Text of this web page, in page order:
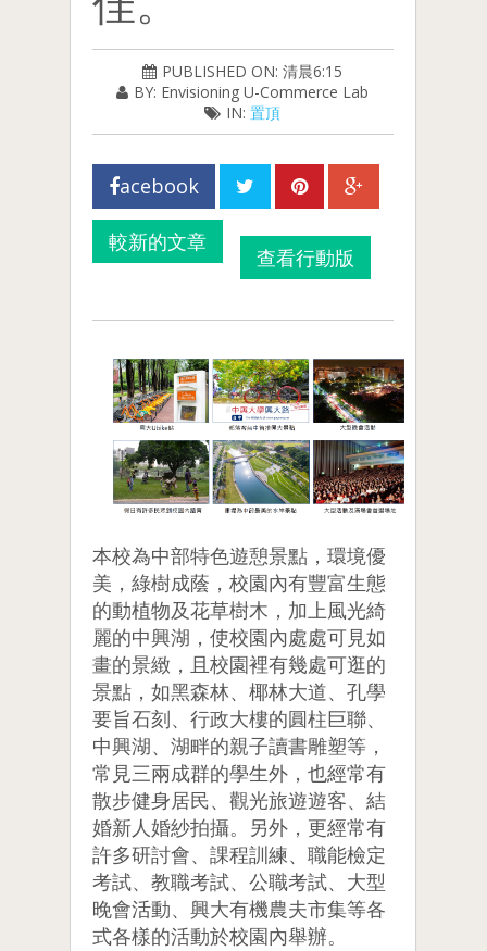
PUBLISHED ON: 清晨6:15
BY: Envisioning U-Commerce Lab
IN:置頂
acebook
較新的文章
查看行動版
本校為中部特色遊憩景點，環境優
美，綠樹成蔭，校園內有豐富生態
的動植物及花草樹木，加上風光綺
麗的中興湖，使校園內處處可見如
畫的景緻，且校園裡有幾處可逛的
景點，如黑森林、椰林大道、孔學
要旨石刻、行政大樓的圓柱巨聯、
中興湖、湖畔的親子讀書雕塑等，
常見三兩成群的學生外，也經常有
散步健身居民、觀光旅遊遊客、結
婚新人婚紗拍攝。另外，更經常有
許多研討會、課程訓練、職能檢定
考試、教職考試、公職考試、大型
晚會活動、興大有機農夫市集等各
式各樣的活動於校園內舉辦。